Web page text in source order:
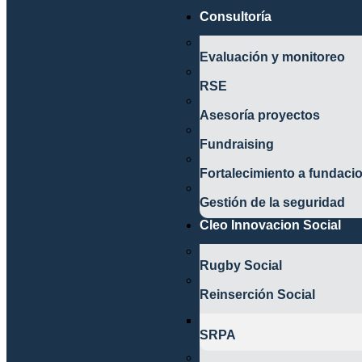
Consultoría
Evaluación y monitoreo
RSE
Asesoría proyectos
Fundraising
Fortalecimiento a
Gestión de la seguridad
Cleo Innovacion Social
Rugby Social
Reinserción Social
SRPA